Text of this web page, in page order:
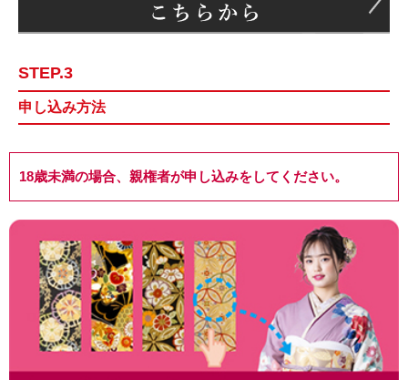
STEP.3
申し込み方法
18歳未満の場合、親権者が申し込みをしてください。